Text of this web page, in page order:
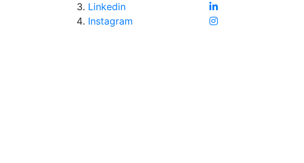
Linkedin
Instagram